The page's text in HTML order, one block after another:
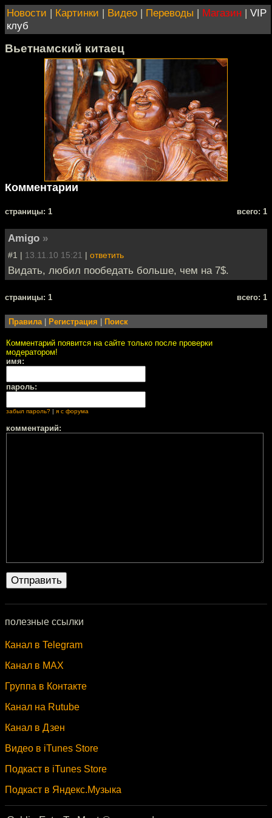
Новости | Картинки | Видео | Переводы | Магазин | VIP
клуб
Вьетнамский китаец
Комментарии
cтраницы: 1 всего: 1
Amigo »
#1 | 13.11.10 15:21 | ответить
Видать, любил пообедать больше, чем на 7$.
cтраницы: 1 всего: 1
Правила Регистрация Поиск
Комментарий появится на сайте только после проверки
модератором!
имя:
пароль:
забыл пароль? | я с форума
комментарий:
полезные ссылки
Канал в Telegram
Канал в MAX
Группа в Контакте
Канал на Rutube
Канал в Дзен
Видео в iTunes Store
Подкаст в iTunes Store
Подкаст в Яндекс.Музыка